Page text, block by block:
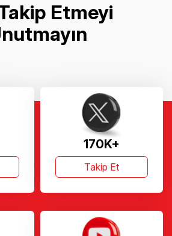
Etmeyi
170K+
Takip Et